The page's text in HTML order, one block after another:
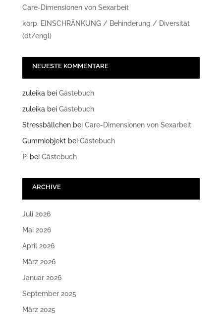
Care-Dimensionen von Sexarbeit
körp. EINSCHRÄNKUNG / Behinderung / Diversität
(dt/engl)
NEUESTE KOMMENTARE
zuleikabei Gästebuch
zuleikabei Gästebuch
Stressbällchenbei Care-Dimensionen von Sexarbeit
Gummiobjektbei Gästebuch
P. bei Gästebuch
ARCHIVE
Juli 2026
Mai 2026
April 2026
März 2026
Januar 2026
September 2025
März 2025